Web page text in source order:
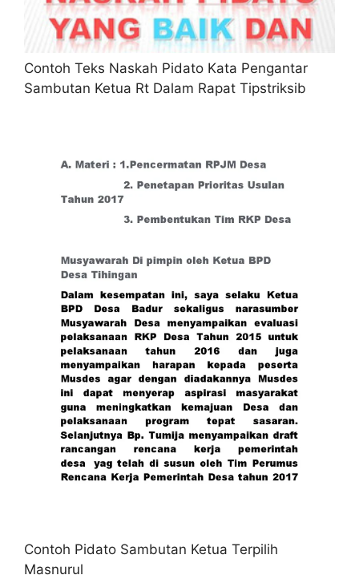
Contoh Teks Naskah Pidato Kata Pengantar
Sambutan Ketua Rt Dalam Rapat Tipstriksib
Contoh Pidato Sambutan Ketua Terpilih
Masnurul